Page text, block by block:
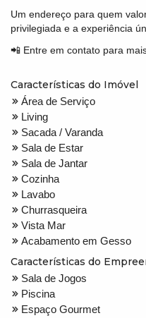
Um endereço para quem
privilegiada e a experiência
📲 Entre em contato para
Características do Imóvel
Área de Serviço
Living
Sacada / Varanda
Sala de Estar
Sala de Jantar
Cozinha
Lavabo
Churrasqueira
Vista Mar
Acabamento em Gesso
Características do
Sala de Jogos
Piscina
Espaço Gourmet